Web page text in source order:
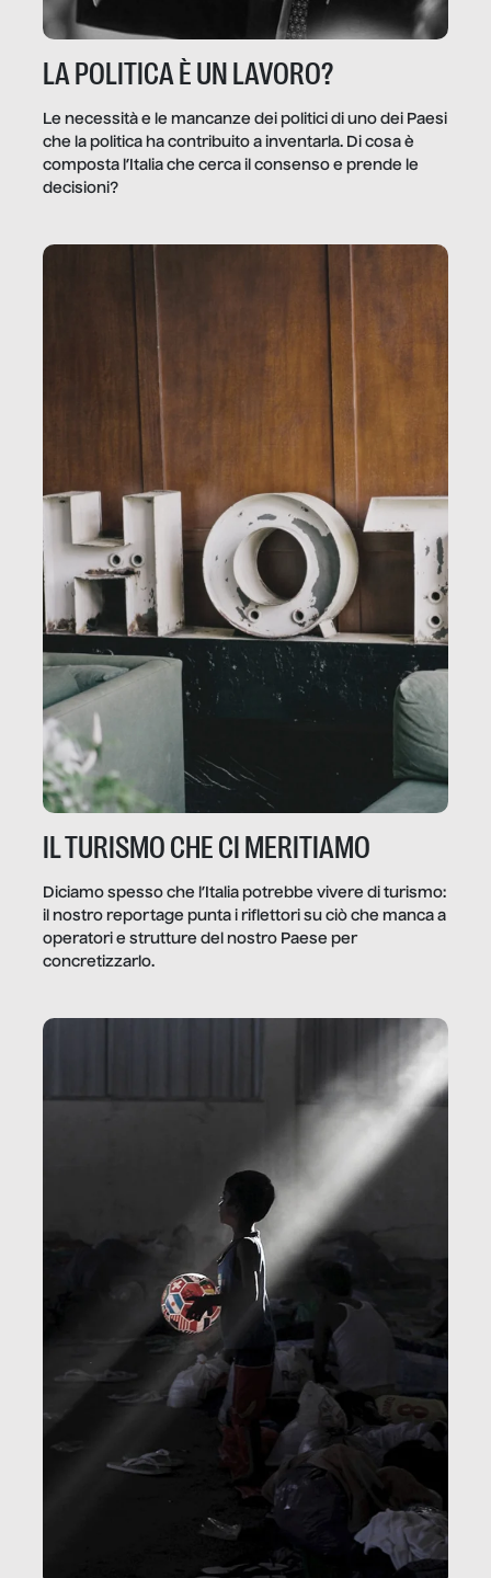
LA POLITICA È UN LAVORO?
Le necessità e le mancanze dei politici di uno dei Paesi
che la politica ha contribuito a inventarla. Di cosa è
composta l’Italia che cerca il consenso e prende le
decisioni?
IL TURISMO CHE CI MERITIAMO
Diciamo spesso che l’Italia potrebbe vivere di turismo:
il nostro reportage punta i riflettori su ciò che manca a
operatori e strutture del nostro Paese per
concretizzarlo.